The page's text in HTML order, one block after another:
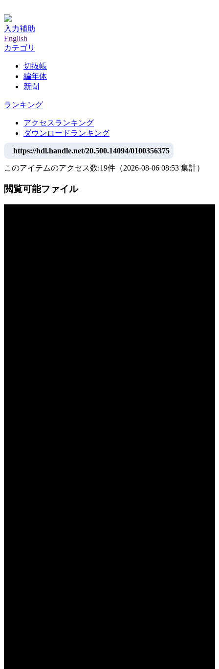
入力補助
English
カテゴリ
切抜帳
編年体
新聞
ランキング
アクセスランキング
ダウンロードランキング
https://hdl.handle.net/20.500.14094/0100356375
このアイテムのアクセス数:19件 （2026-08-06 08:53 集計）
閲覧可能ファイル